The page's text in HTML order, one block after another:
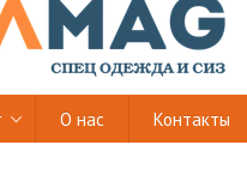
О нас Контакты